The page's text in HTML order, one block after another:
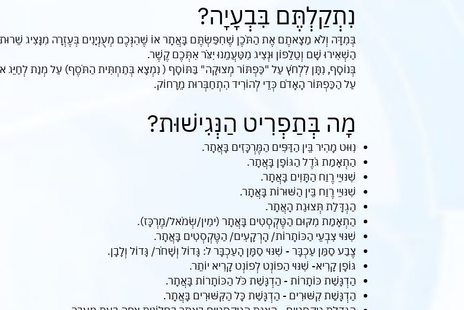
נִתְקַלְתֶּם בִּבְעָיָה?
הַשְׁאִירוּ שָׁם וְטֵלֵפוֹן וּנְצִיג מִטַּעֲמֵנוּ יִצֹּר אִתְּכֶם קֶשֶׁר.
בְּנוֹסָף, נִתָּן לִלְחֹץ עַל "כַּפְתּוֹר מְצוּקָה" בַּתּוֹסָף ( נִמְצָא בְּתַחְתִּית הַתֹּסֶף) עַל מְנַת
עַל הַכַּפְתּוֹר הָאָדֹם כְּדֵי לְהוֹרִיד הִתְחַבְּרוּת מֵרָחוֹק.
מָה בְּתַפְרִיט הַנְּגִישׁוּת?
נִוּוּט מָהִיר בֵּין הַדַּפִּים הַמֶּרְכָּזִים בָּאֲתָר.
הַתְאָמַת גֹּדֶל הַגּוֹפָן בָּאֲתָר.
שִׁנּוּיֵי רֶוַח הַתָּוִים בָּאֲתָר.
שִׁנּוּיֵי רֶוַח בֵּין הַשּׁוּרוֹת בָּאֲתָר.
הַגְדָּלַת תְּצוּגַת הָאֲתָר.
הַתְאָמַת מִקּוּם הַטֶּקְסְטִים בָּאֲתָר (ימִין/שְׂמֹאל/מֶרְכָּז).
שִׁנּוּי צִבְעֵי הַכּוֹתָרוֹת/ הָרְקָעִים/ הַטֶּקְסְטִים בָּאֲתָר.
צֶבַע סַמַּן עַכְבָּר - שִׁנּוּי סַמָּן הָעַכְבָּר ל: גָּדוֹל וְשָׁחֹר/ גָּדוֹל וְלָבָן.
גּוֹפָן קָרִיא- שִׁנּוּי הַפוֹנְט לְפוֹנְט קָרִיא יוֹתֵר.
הַדְגָּשַׁת כּוֹתָרוֹת - הַדְגָּשַׁת כֹּל הַכּוֹתָרוֹת בָּאֲתָר.
הַדְגָּשַׁת קִשּׁוּרִים - הַדְגָּשַׁת כָּל הַקִּשּׁוּרִים בָּאֲתָר.